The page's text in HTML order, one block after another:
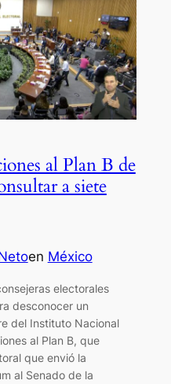
al Plan B de
a siete
en México
electorales
desconocer un
del Instituto Nacional
al Plan B, que
que envió la
al Senado de la